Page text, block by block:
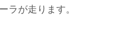
ラが走ります。